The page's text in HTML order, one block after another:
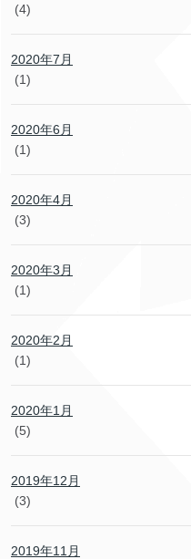
(4)
2020年7月
(1)
2020年6月
(1)
2020年4月
(3)
2020年3月
(1)
2020年2月
(1)
2020年1月
(5)
2019年12月
(3)
2019年11月